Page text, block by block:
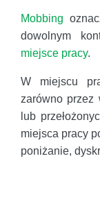
Mobbing
dowolnym
miejsce pracy.
W miejscu
zarówno przez
lub
miejsca pracy
poniżanie,